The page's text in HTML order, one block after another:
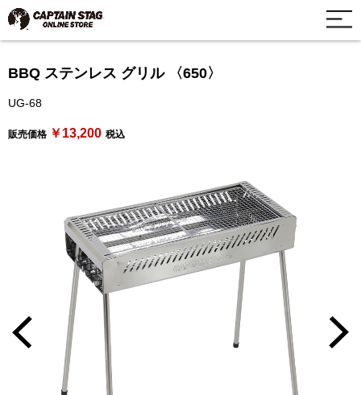
BBQ ステンレス グリル 〈650〉
UG-68
販売価格 ￥13,200 税込